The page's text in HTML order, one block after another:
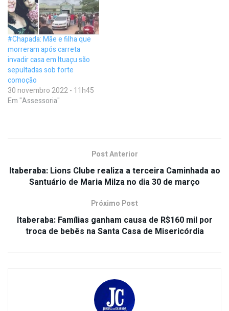
#Chapada: Mãe e filha que
morreram após carreta
invadir casa em Ituaçu são
sepultadas sob forte
comoção
30 novembro 2022 - 11h45
Em "Assessoria"
Post Anterior
Itaberaba: Lions Clube realiza a terceira Caminhada ao
Santuário de Maria Milza no dia 30 de março
Próximo Post
Itaberaba: Famílias ganham causa de R$160 mil por
troca de bebês na Santa Casa de Misericórdia